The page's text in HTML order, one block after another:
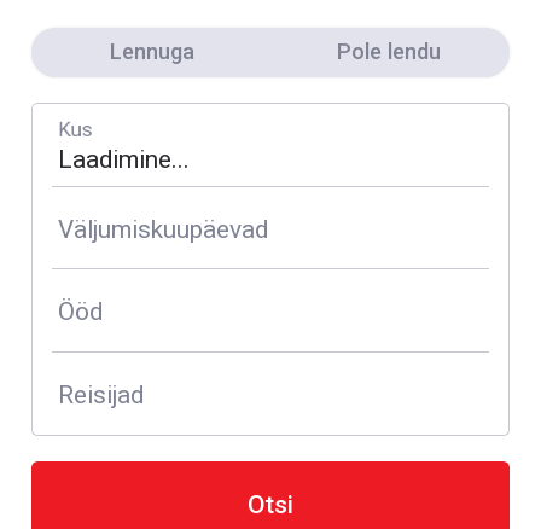
Lennuga Pole lendu
Kus
Väljumiskuupäevad
Ööd
Reisijad
Otsi